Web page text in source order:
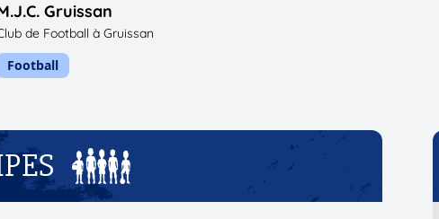
Gruissan
de Football à Gruissan
Football